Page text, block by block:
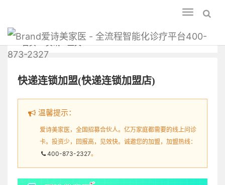
Toggle
navigation
爱诗美家医 - 全流程智能化诊疗平台400-
873-2327
首页 资讯 正文
快递连锁加盟(快递连锁加盟店)
温馨提示：
爱诗美家医，全国招募合伙人。亿万家庭都需要的线上问诊
卡。投资少，回报高，见效快。诚邀您的加盟，加盟热线：
400-873-2327。